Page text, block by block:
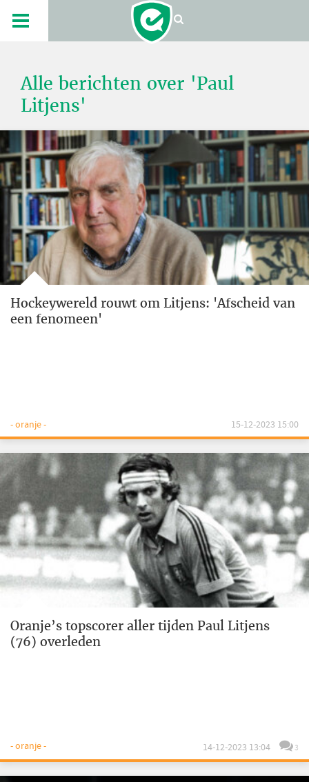
Alle berichten over 'Paul
Litjens'
Hockeywereld rouwt om Litjens: 'Afscheid van
een fenomeen'
- oranje - 15-12-2023 15:00
Oranje’s topscorer aller tijden Paul Litjens
(76) overleden
- oranje - 14-12-2023 13:04 3